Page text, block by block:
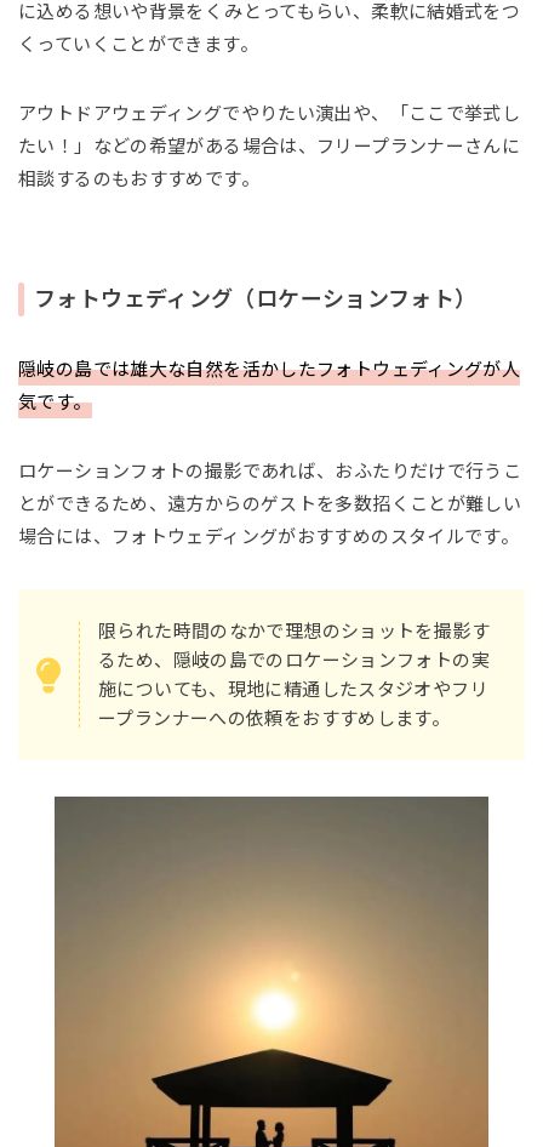
に込める想いや背景をくみとってもらい、柔軟に結婚式をつ
くっていくことができます。
アウトドアウェディングでやりたい演出や、「ここで挙式し
たい！」などの希望がある場合は、フリープランナーさんに
相談するのもおすすめです。
フォトウェディング（ロケーションフォト）
隠岐の島では雄大な自然を活かしたフォトウェディングが人
気です。
ロケーションフォトの撮影であれば、おふたりだけで行うこ
とができるため、遠方からのゲストを多数招くことが難しい
場合には、フォトウェディングがおすすめのスタイルです。
限られた時間のなかで理想のショットを撮影す
るため、隠岐の島でのロケーションフォトの実
施についても、現地に精通したスタジオやフリ
ープランナーへの依頼をおすすめします。